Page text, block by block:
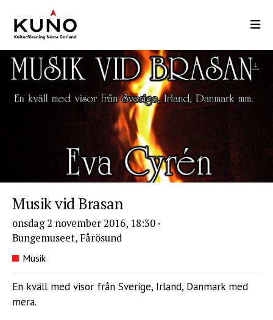
till
huvudinnehåll
Musik vid Brasan
onsdag 2 november 2016, 18:30 ·
Bungemuseet, Fårösund
Musik
En kväll med visor från Sverige, Irland, Danmark med
mera.